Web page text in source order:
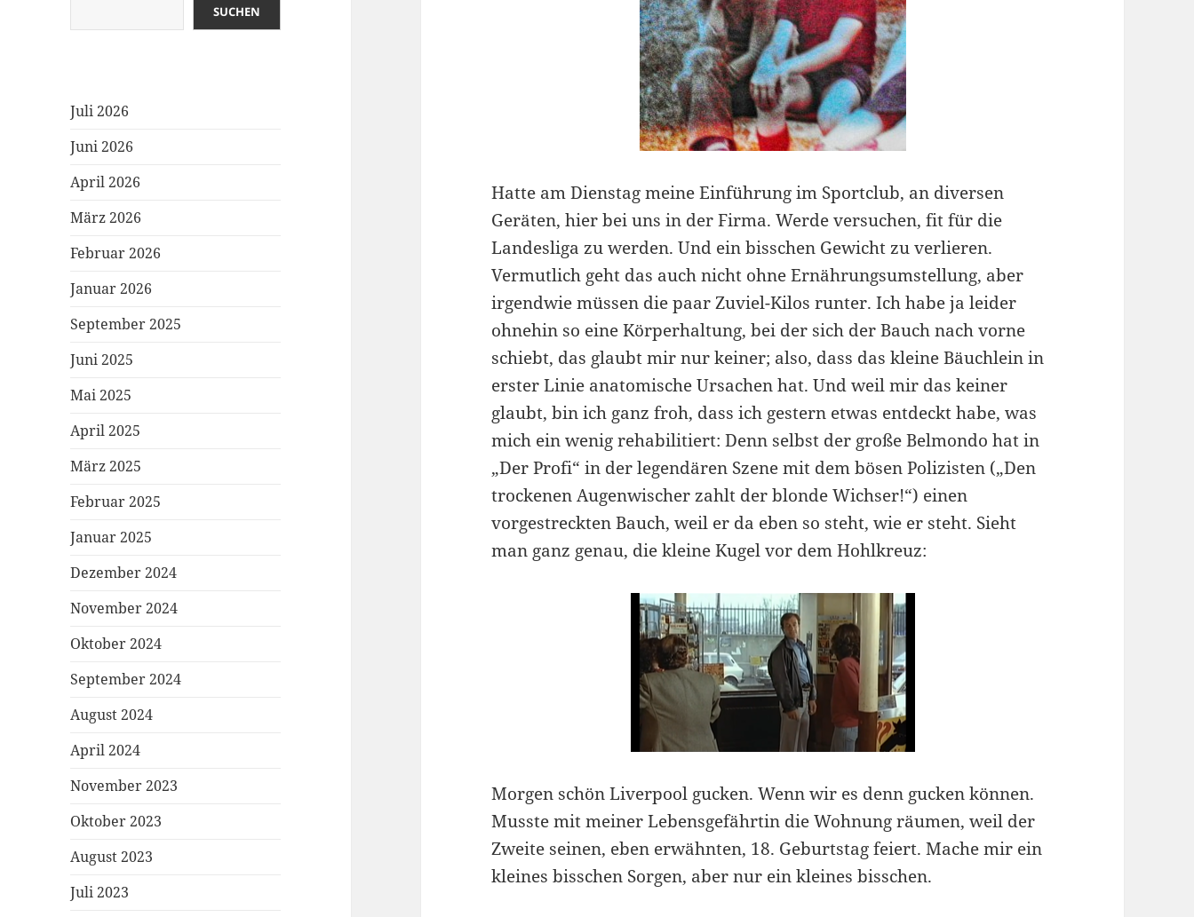
SUCHEN
Juli 2026
Juni 2026
April 2026
März 2026
Februar 2026
Januar 2026
September 2025
Juni 2025
Mai 2025
April 2025
März 2025
Februar 2025
Januar 2025
Dezember 2024
November 2024
Oktober 2024
September 2024
August 2024
April 2024
November 2023
Oktober 2023
August 2023
Juli 2023
Hatte am Dienstag meine Einführung im Sportclub, an diversen
Geräten, hier bei uns in der Firma. Werde versuchen, fit für die
Landesliga zu werden. Und ein bisschen Gewicht zu verlieren.
Vermutlich geht das auch nicht ohne Ernährungsumstellung, aber
irgendwie müssen die paar Zuviel-Kilos runter. Ich habe ja leider
ohnehin so eine Körperhaltung, bei der sich der Bauch nach vorne
schiebt, das glaubt mir nur keiner; also, dass das kleine Bäuchlein in
erster Linie anatomische Ursachen hat. Und weil mir das keiner
glaubt, bin ich ganz froh, dass ich gestern etwas entdeckt habe, was
mich ein wenig rehabilitiert: Denn selbst der große Belmondo hat in
„Der Profi“ in der legendären Szene mit dem bösen Polizisten („Den
trockenen Augenwischer zahlt der blonde Wichser!“) einen
vorgestreckten Bauch, weil er da eben so steht, wie er steht. Sieht
man ganz genau, die kleine Kugel vor dem Hohlkreuz:
Morgen schön Liverpool gucken. Wenn wir es denn gucken können.
Musste mit meiner Lebensgefährtin die Wohnung räumen, weil der
Zweite seinen, eben erwähnten, 18. Geburtstag feiert. Mache mir ein
kleines bisschen Sorgen, aber nur ein kleines bisschen.